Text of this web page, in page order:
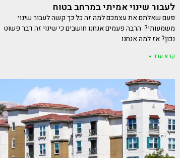
לעבור שינוי אמיתי במרחב בטוח
פעם שאלתם את עצמכם למה זה כל כך קשה לעבור שינוי
משמעותי? הרבה פעמים אנחנו חושבים כי שינוי זה דבר פשוט
נכון? אז למה אנחנו
קרא עוד »